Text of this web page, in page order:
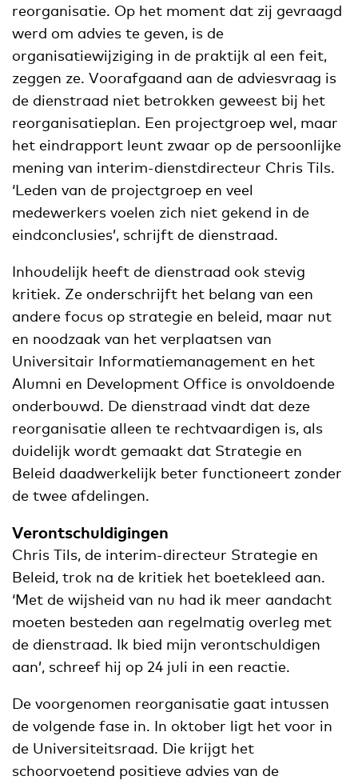
reorganisatie. Op het moment dat zij gevraagd
werd om advies te geven, is de
organisatiewijziging in de praktijk al een feit,
zeggen ze. Voorafgaand aan de adviesvraag is
de dienstraad niet betrokken geweest bij het
reorganisatieplan. Een projectgroep wel, maar
het eindrapport leunt zwaar op de persoonlijke
mening van interim-dienstdirecteur Chris Tils.
‘Leden van de projectgroep en veel
medewerkers voelen zich niet gekend in de
eindconclusies’, schrijft de dienstraad.
Inhoudelijk heeft de dienstraad ook stevig
kritiek. Ze onderschrijft het belang van een
andere focus op strategie en beleid, maar nut
en noodzaak van het verplaatsen van
Universitair Informatiemanagement en het
Alumni en Development Office is onvoldoende
onderbouwd. De dienstraad vindt dat deze
reorganisatie alleen te rechtvaardigen is, als
duidelijk wordt gemaakt dat Strategie en
Beleid daadwerkelijk beter functioneert zonder
de twee afdelingen.
Verontschuldigingen
Chris Tils, de interim-directeur Strategie en
Beleid, trok na de kritiek het boetekleed aan.
‘Met de wijsheid van nu had ik meer aandacht
moeten besteden aan regelmatig overleg met
de dienstraad. Ik bied mijn verontschuldigen
aan’, schreef hij op 24 juli in een reactie.
De voorgenomen reorganisatie gaat intussen
de volgende fase in. In oktober ligt het voor in
de Universiteitsraad. Die krijgt het
schoorvoetend positieve advies van de